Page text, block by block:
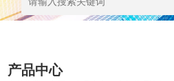
产品中心